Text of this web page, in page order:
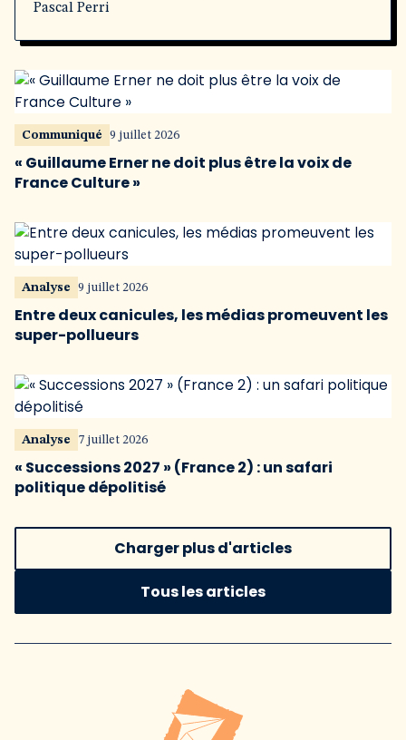
Pascal Perri
Communiqué 9 juillet 2026
« Guillaume Erner ne doit plus être la voix de
France Culture »
Analyse 9 juillet 2026
Entre deux canicules, les médias promeuvent les
super-pollueurs
Analyse 7 juillet 2026
« Successions 2027 » (France 2) : un safari
politique dépolitisé
Charger plus d'articles
Tous les articles